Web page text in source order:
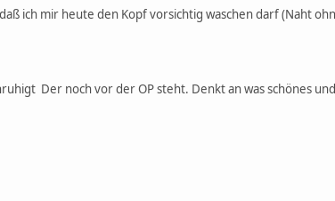
ich mir heute den Kopf vorsichtig waschen darf (Naht
Der noch vor der OP steht. Denkt an was schönes